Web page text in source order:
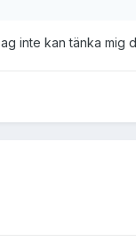
inte kan tänka mig